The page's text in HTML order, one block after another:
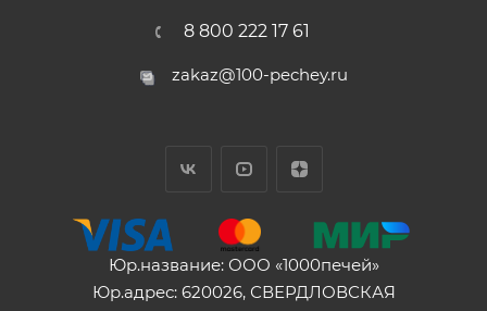
8 800 222 17 61
zakaz@100-pechey.ru
Юр.название: ООО «1000печей»
Юр.адрес: 620026, СВЕРДЛОВСКАЯ